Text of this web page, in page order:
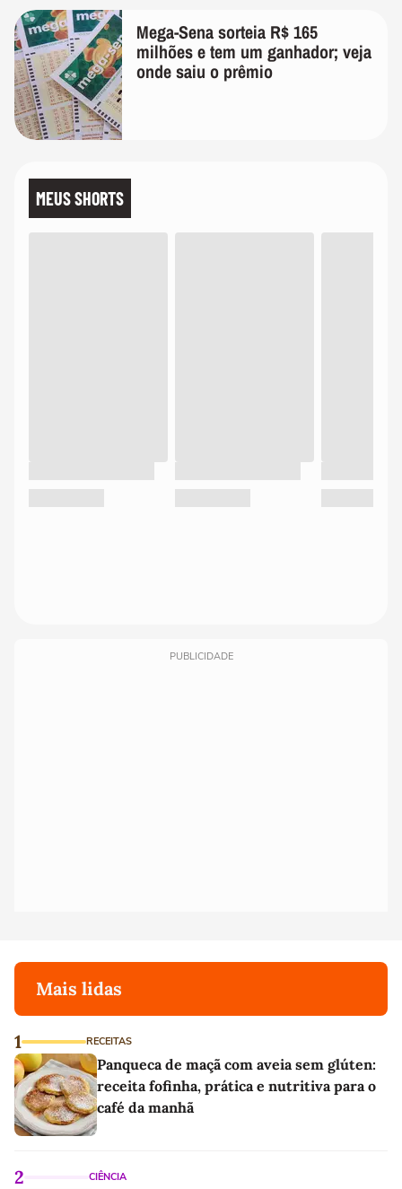
Mega-Sena sorteia R$ 165
milhões e tem um ganhador; veja
onde saiu o prêmio
MEUS SHORTS
PUBLICIDADE
Mais lidas
1 RECEITAS
Panqueca de maçã com aveia sem glúten:
receita fofinha, prática e nutritiva para o
café da manhã
2 CIÊNCIA